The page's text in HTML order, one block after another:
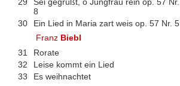
8
30
Ein Lied in Maria zart weis op. 57 Nr. 5
Franz Biebl
31
Rorate
32
Leise kommt ein Lied
33
Es weihnachtet